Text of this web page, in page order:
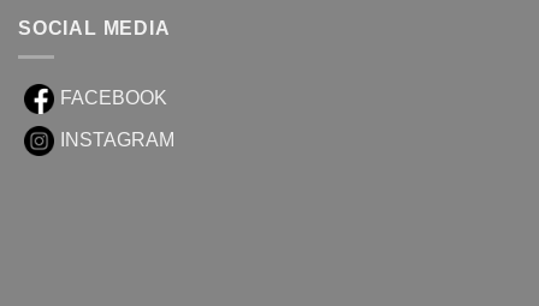
SOCIAL MEDIA
FACEBOOK
INSTAGRAM